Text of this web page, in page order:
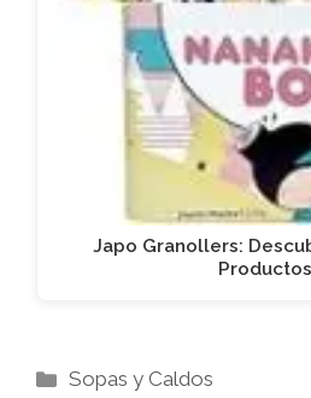
Japo Granollers:
Categorías
Sopas y Caldos